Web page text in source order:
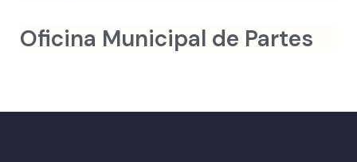
Oficina Municipal de Partes